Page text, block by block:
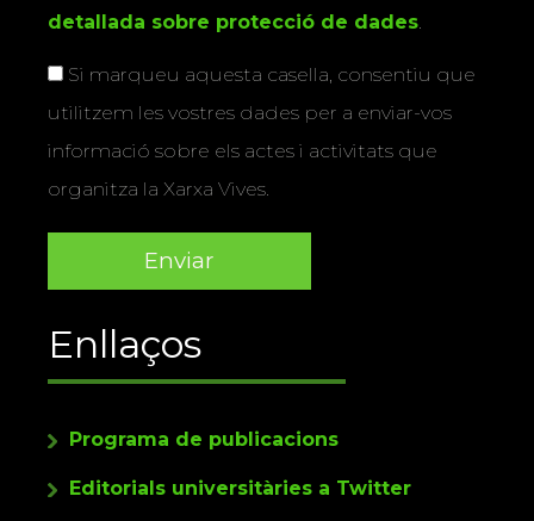
detallada sobre protecció de dades
Si marqueu aquesta casella, consentiu que
utilitzem les vostres dades per a enviar-vos
informació sobre els actes i activitats que
organitza la Xarxa Vives.
Enllaços
Programa de publicacions
Editorials universitàries a Twitter